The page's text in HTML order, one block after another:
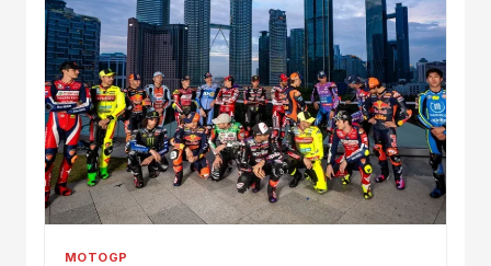
MOTOGP